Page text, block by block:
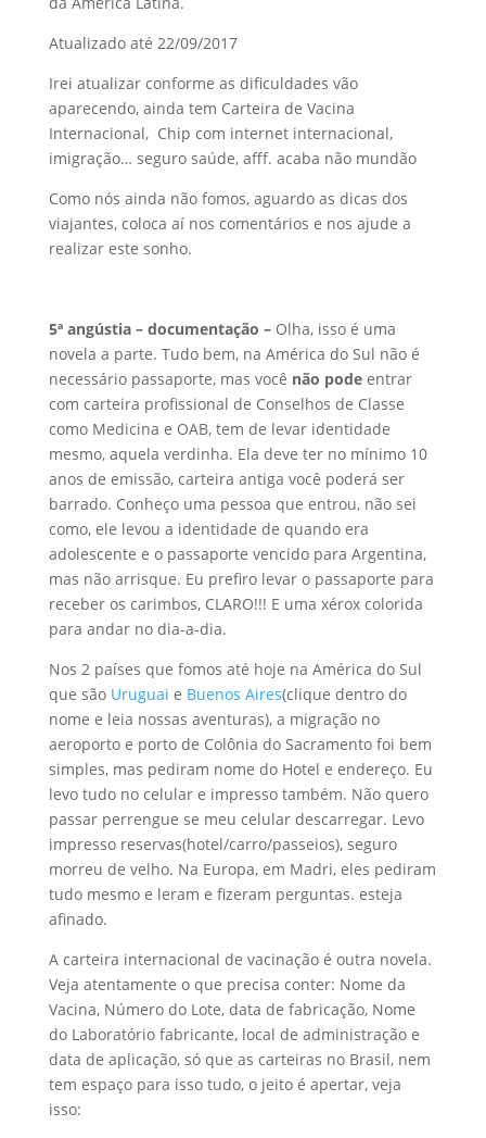
Atualizado até 22/09/2017
Irei atualizar conforme as dificuldades vão
aparecendo, ainda tem Carteira de Vacina
Internacional, Chip com internet internacional,
imigração… seguro saúde, afff. acaba não mundão
Como nós ainda não fomos, aguardo as dicas dos
viajantes, coloca aí nos comentários e nos ajude a
realizar este sonho.
5ª angústia – documentação – Olha, isso é uma
novela a parte. Tudo bem, na América do Sul não é
necessário passaporte, mas você não podeentrar
com carteira profissional de Conselhos de Classe
como Medicina e OAB, tem de levar identidade
mesmo, aquela verdinha. Ela deve ter no mínimo 10
anos de emissão, carteira antiga você poderá ser
barrado. Conheço uma pessoa que entrou, não sei
como, ele levou a identidade de quando era
adolescente e o passaporte vencido para Argentina,
mas não arrisque. Eu prefiro levar o passaporte para
receber os carimbos, CLARO!!! E uma xérox colorida
para andar no dia-a-dia.
Nos 2 países que fomos até hoje na América do Sul
que são Uruguai e Buenos Aires(clique dentro do
nome e leia nossas aventuras), a migração no
aeroporto e porto de Colônia do Sacramento foi bem
simples, mas pediram nome do Hotel e endereço. Eu
levo tudo no celular e impresso também. Não quero
passar perrengue se meu celular descarregar. Levo
impresso reservas(hotel/carro/passeios), seguro
morreu de velho. Na Europa, em Madri, eles pediram
tudo mesmo e leram e fizeram perguntas. esteja
afinado.
A carteira internacional de vacinação é outra novela.
Veja atentamente o que precisa conter: Nome da
Vacina, Número do Lote, data de fabricação, Nome
do Laboratório fabricante, local de administração e
data de aplicação, só que as carteiras no Brasil, nem
tem espaço para isso tudo, o jeito é apertar, veja
isso: